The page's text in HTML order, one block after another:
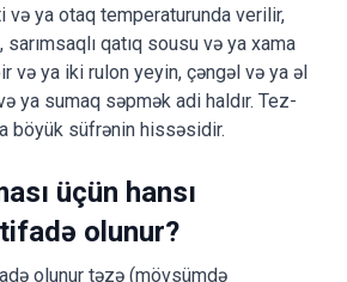
və ya otaq temperaturunda verilir,
qatıq sousu və ya xama
və ya iki rulon yeyin, çəngəl və ya əl
ya sumaq səpmək adi haldır. Tez-
böyük süfrənin hissəsidir.
üçün hansı
olunur?
olunur təzə (mövsümdə